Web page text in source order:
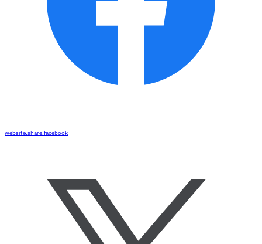
website.share.facebook